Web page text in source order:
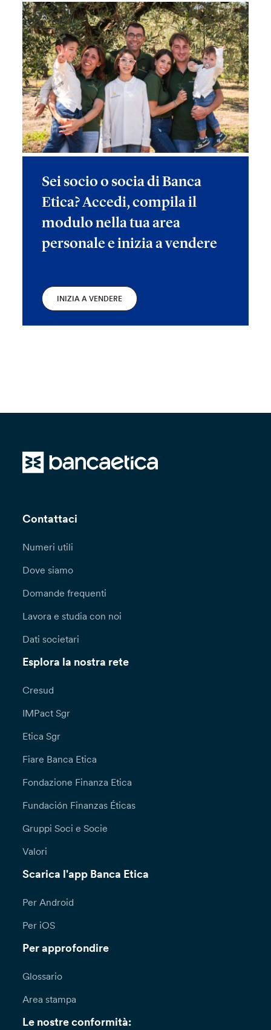
Sei socio o socia di Banca
Etica? Accedi, compila il
modulo nella tua area
personale e inizia a vendere
INIZIA A VENDERE
Contattaci
Numeri utili
Dove siamo
Domande frequenti
Lavora e studia con noi
Dati societari
Esplora la nostra rete
Cresud
IMPact Sgr
Etica Sgr
Fiare Banca Etica
Fondazione Finanza Etica
Fundación Finanzas Éticas
Gruppi Soci e Socie
Valori
Scarica l'app Banca Etica
Per Android
Per iOS
Per approfondire
Glossario
Area stampa
Le nostre conformità: